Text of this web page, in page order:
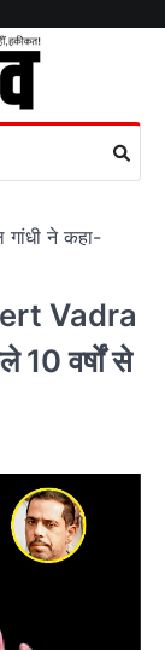
ने कहा-
Vadra
10 वर्षों से